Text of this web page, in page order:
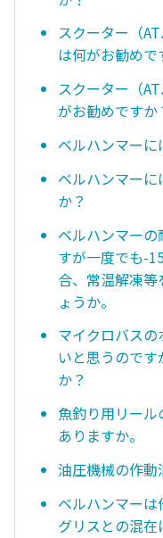
スクーター（
は何がお勧めで
スクーター（
がお勧めですか
ベルハンマーに
ベルハンマー
か？
ベルハンマー
すが一度でも-
合、常温解凍等
ょうか。
マイクロバス
いと思うので
か？
魚釣り用リー
ありますか。
油圧機械の作動
ベルハンマー
グリスとの混在